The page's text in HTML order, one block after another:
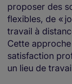
proposer des
flexibles, de «
travail à
Cette
satisfaction
un lieu de